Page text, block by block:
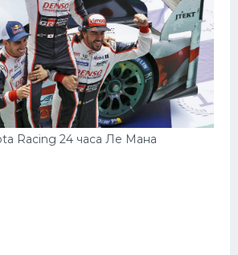
Racing 24 часа Ле Мана